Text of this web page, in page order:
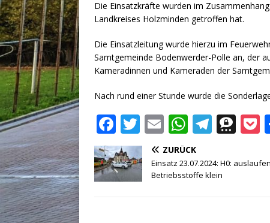
Die Einsatzkräfte wurden im
Landkreises Holzminden getroffen hat.
Die Einsatzleitung wurde hierzu im
Samtgemeinde Bodenwerder-Polle an, der
Kameradinnen und Kameraden der
Nach rund einer Stunde wurde die
F
a
c
e
T
w
it
te
E
m
ai
l
W
h
at
s
T
e
g
T
r c
ZURÜCK
Einsatz 23.07.2024: H0:
Betriebsstoffe klein